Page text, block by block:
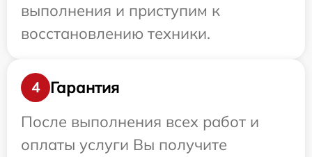
выполнения и приступим к
восстановлению техники.
4
Гарантия
После выполнения всех работ и
оплаты услуги Вы получите